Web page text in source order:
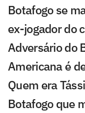
Botafogo se
ex-jogador do
Adversário do
Americana é
Quem era
Botafogo que